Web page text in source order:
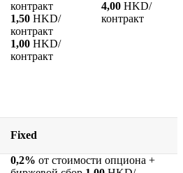
4,00 HKD/
контракт
контракт
1,50 HKD/
контракт
1,00 HKD/
контракт
Fixed
0,2% от стоимости опциона +